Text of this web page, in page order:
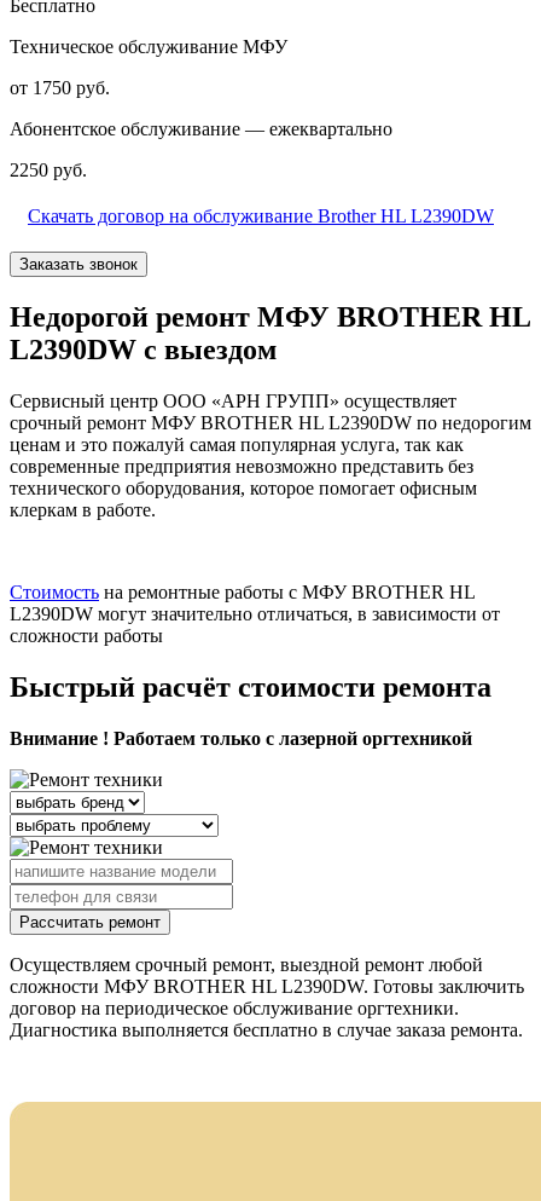
Бесплатно
Техническое обслуживание МФУ
от 1750 руб.
Абонентское обслуживание — ежеквартально
2250 руб.
Скачать договор на обслуживание Brother HL L2390DW
Заказать звонок
Недорогой ремонт МФУ BROTHER HL
L2390DW с выездом
Сервисный центр ООО «АРН ГРУПП» осуществляет
срочный ремонт МФУ BROTHER HL L2390DW по недорогим
ценам и это пожалуй самая популярная услуга, так как
современные предприятия невозможно представить без
технического оборудования, которое помогает офисным
клеркам в работе.
Стоимость на ремонтные работы с МФУ BROTHER HL
L2390DW могут значительно отличаться, в зависимости от
сложности работы
Быстрый расчёт стоимости ремонта
Внимание ! Работаем только с лазерной оргтехникой
Рассчитать ремонт
Осуществляем срочный ремонт, выездной ремонт любой
сложности МФУ BROTHER HL L2390DW. Готовы заключить
договор на периодическое обслуживание оргтехники.
Диагностика выполняется бесплатно в случае заказа ремонта.